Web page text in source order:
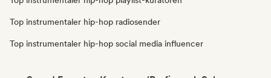
Top instrumentaler hip-hop radiosender
Top instrumentaler hip-hop social media influencer